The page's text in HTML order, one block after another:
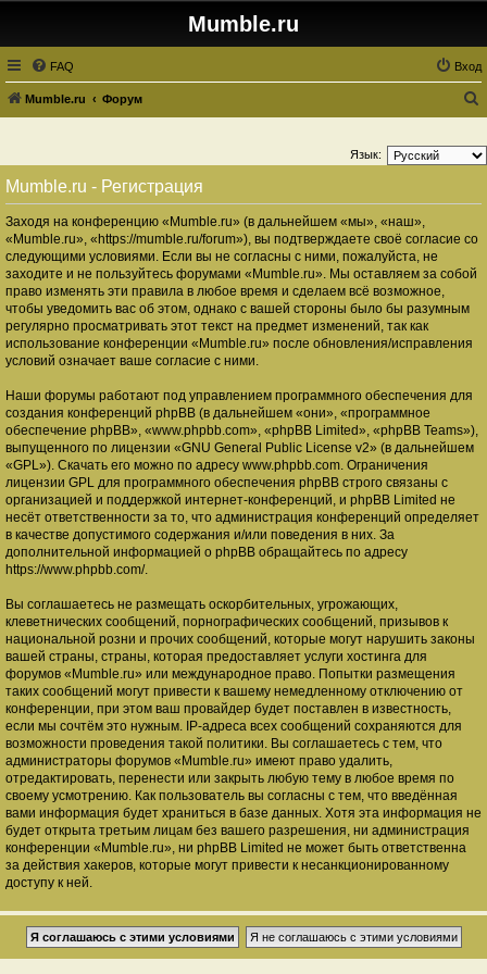
Mumble.ru
FAQ Вход
Mumble.ru Форум
и
к
Язык:
Mumble.ru - Регистрация
Заходя на конференцию «Mumble.ru» (в дальнейшем «мы», «наш»,
«Mumble.ru», «https://mumble.ru/forum»), вы подтверждаете своё согласие со
следующими условиями. Если вы не согласны с ними, пожалуйста, не
заходите и не пользуйтесь форумами «Mumble.ru». Мы оставляем за собой
право изменять эти правила в любое время и сделаем всё возможное,
чтобы уведомить вас об этом, однако с вашей стороны было бы разумным
регулярно просматривать этот текст на предмет изменений, так как
использование конференции «Mumble.ru» после обновления/исправления
условий означает ваше согласие с ними.
Наши форумы работают под управлением программного обеспечения для
создания конференций phpBB (в дальнейшем «они», «программное
обеспечение phpBB», «www.phpbb.com», «phpBB Limited», «phpBB Teams»),
выпущенного по лицензии «GNU General Public License v2» (в дальнейшем
«GPL»). Скачать его можно по адресу www.phpbb.com. Ограничения
лицензии GPL для программного обеспечения phpBB строго связаны с
организацией и поддержкой интернет-конференций, и phpBB Limited не
несёт ответственности за то, что администрация конференций определяет
в качестве допустимого содержания и/или поведения в них. За
дополнительной информацией о phpBB обращайтесь по адресу
https://www.phpbb.com/.
Вы соглашаетесь не размещать оскорбительных, угрожающих,
клеветнических сообщений, порнографических сообщений, призывов к
национальной розни и прочих сообщений, которые могут нарушить законы
вашей страны, страны, которая предоставляет услуги хостинга для
форумов «Mumble.ru» или международное право. Попытки размещения
таких сообщений могут привести к вашему немедленному отключению от
конференции, при этом ваш провайдер будет поставлен в известность,
если мы сочтём это нужным. IP-адреса всех сообщений сохраняются для
возможности проведения такой политики. Вы соглашаетесь с тем, что
администраторы форумов «Mumble.ru» имеют право удалить,
отредактировать, перенести или закрыть любую тему в любое время по
своему усмотрению. Как пользователь вы согласны с тем, что введённая
вами информация будет храниться в базе данных. Хотя эта информация не
будет открыта третьим лицам без вашего разрешения, ни администрация
конференции «Mumble.ru», ни phpBB Limited не может быть ответственна
за действия хакеров, которые могут привести к несанкционированному
доступу к ней.